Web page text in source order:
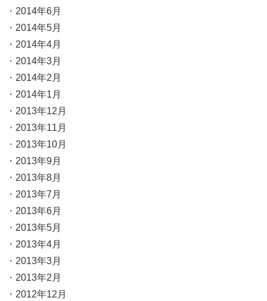
2014年6月
2014年5月
2014年4月
2014年3月
2014年2月
2014年1月
2013年12月
2013年11月
2013年10月
2013年9月
2013年8月
2013年7月
2013年6月
2013年5月
2013年4月
2013年3月
2013年2月
2012年12月